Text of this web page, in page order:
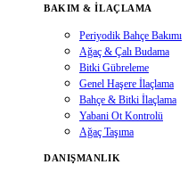
BAKIM & İLAÇLAMA
Periyodik Bahçe Bakımı
Ağaç & Çalı Budama
Bitki Gübreleme
Genel Haşere İlaçlama
Bahçe & Bitki İlaçlama
Yabani Ot Kontrolü
Ağaç Taşıma
DANIŞMANLIK